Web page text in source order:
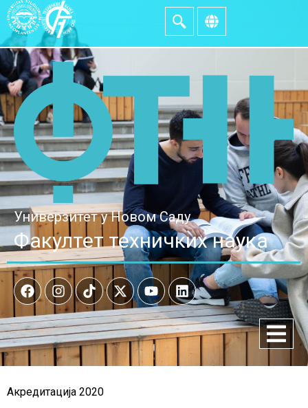
Универзитет у Новом Саду
Факултет техничких наука
Акредитација 2020